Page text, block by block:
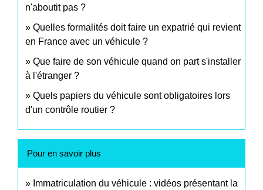
n'aboutit pas ?
Quelles formalités doit faire un expatrié qui revient
en France avec un véhicule ?
Que faire de son véhicule quand on part s'installer
à l'étranger ?
Quels papiers du véhicule sont obligatoires lors
d'un contrôle routier ?
Pour en savoir plus
Immatriculation du véhicule : vidéos présentant la